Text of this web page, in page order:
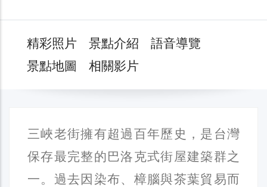
精彩照片 景點介紹
語音導覽
景點地圖
相關影片
三峽老街擁有超過百年歷史，是台灣
保存最完整的巴洛克式街屋建築群之
一。過去因染布、樟腦與茶葉貿易而